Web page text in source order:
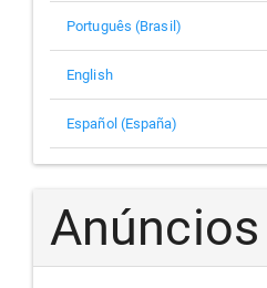
Português (Brasil)
English
Español (España)
Anúncios